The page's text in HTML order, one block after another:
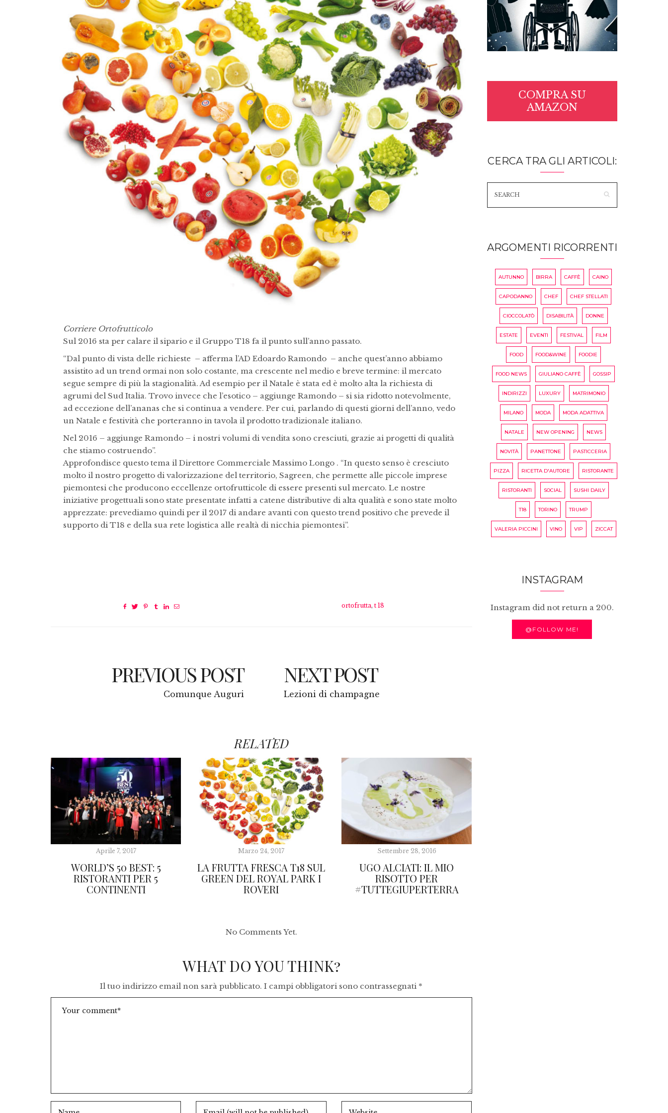
Corriere Ortofrutticolo
Sul 2016 sta per calare il sipario e il Gruppo T18 fa il punto sull’anno passato.
“Dal punto di vista delle richieste – afferma l’AD Edoardo Ramondo – anche quest’anno abbiamo
assistito ad un trend ormai non solo costante, ma crescente nel medio e breve termine: il mercato
segue sempre di più la stagionalità. Ad esempio per il Natale è stata ed è molto alta la richiesta di
agrumi del Sud Italia. Trovo invece che l’esotico – aggiunge Ramondo – si sia ridotto notevolmente,
ad eccezione dell’ananas che si continua a vendere. Per cui, parlando di questi giorni dell’anno, vedo
un Natale e festività che porteranno in tavola il prodotto tradizionale italiano.
Nel 2016 – aggiunge Ramondo – i nostri volumi di vendita sono cresciuti, grazie ai progetti di qualità
che stiamo costruendo”.
Approfondisce questo tema il Direttore Commerciale Massimo Longo . “In questo senso è cresciuto
molto il nostro progetto di valorizzazione del territorio, Sagreen, che permette alle piccole imprese
piemontesi che producono eccellenze ortofrutticole di essere presenti sul mercato. Le nostre
iniziative progettuali sono state presentate infatti a catene distributive di alta qualità e sono state molto
apprezzate: prevediamo quindi per il 2017 di andare avanti con questo trend positivo che prevede il
supporto di T18 e della sua rete logistica alle realtà di nicchia piemontesi”.
ortofrutta, t 18
PREVIOUS POST
Comunque Auguri
NEXT POST
Lezioni di champagne
RELATED
Aprile 7, 2017
WORLD’S 50 BEST: 5
RISTORANTI PER 5
CONTINENTI
Marzo 24, 2017
LA FRUTTA FRESCA T18 SUL
GREEN DEL ROYAL PARK I
ROVERI
Settembre 28, 2016
UGO ALCIATI: IL MIO
RISOTTO PER
#TUTTEGIUPERTERRA
No Comments Yet.
WHAT DO YOU THINK?
Il tuo indirizzo email non sarà pubblicato. I campi obbligatori sono contrassegnati *
COMPRA SU
AMAZON
CERCA TRA GLI ARTICOLI:
ARGOMENTI RICORRENTI
AUTUNNO BIRRA CAFFÈ CAINO
CAPODANNO CHEF CHEF STELLATI
CIOCCOLATÒ DISABILITÀ DONNE
ESTATE EVENTI FESTIVAL FILM
FOOD FOOD&WINE FOODIE
FOOD NEWS GIULIANO CAFFÈ GOSSIP
INDIRIZZI LUXURY MATRIMONIO
MILANO MODA MODA ADATTIVA
NATALE NEW OPENING NEWS
NOVITÀ PANETTONE PASTICCERIA
PIZZA RICETTA D'AUTORE RISTORANTE
RISTORANTI SOCIAL SUSHI DAILY
T18 TORINO TRUMP
VALERIA PICCINI VINO VIP ZICCAT
INSTAGRAM
Instagram did not return a 200.
@FOLLOW ME!